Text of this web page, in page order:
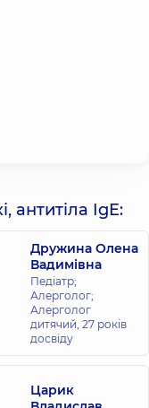
антитіла IgE:
Дружина Олена
Вадимівна
Педіатр;
Алерголог;
Алерголог
дитячий, 27 років
досвіду
Царик